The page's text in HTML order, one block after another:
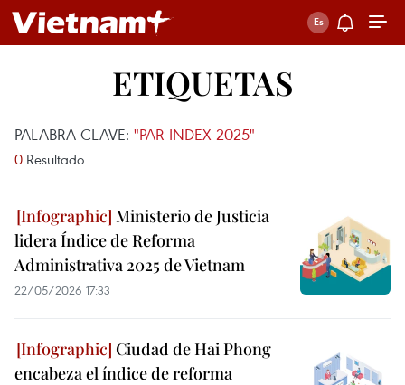
ETIQUETAS
PALABRA CLAVE: "PAR INDEX 2025"
0 Resultado
Ministerio de Justicia
lidera Índice de Reforma
Administrativa 2025 de Vietnam
22/05/2026 17:33
Ciudad de Hai Phong
encabeza el índice de reforma